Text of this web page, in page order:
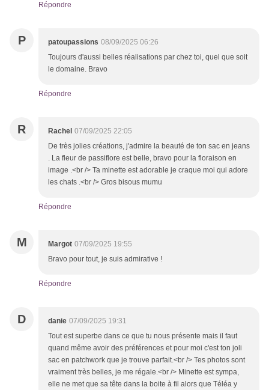
Répondre
P patoupassions 08/09/2025 06:26
Toujours d'aussi belles réalisations par chez toi, quel que soit
le domaine. Bravo
Répondre
R Rachel 07/09/2025 22:05
De très jolies créations, j'admire la beauté de ton sac en jeans
. La fleur de passiflore est belle, bravo pour la floraison en
image .<br /> Ta minette est adorable je craque moi qui adore
les chats .<br /> Gros bisous mumu
Répondre
M Margot 07/09/2025 19:55
Bravo pour tout, je suis admirative !
Répondre
D danie 07/09/2025 19:31
Tout est superbe dans ce que tu nous présente mais il faut
quand même avoir des préférences et pour moi c'est ton joli
sac en patchwork que je trouve parfait.<br /> Tes photos sont
vraiment très belles, je me régale.<br /> Minette est sympa,
elle ne met que sa tête dans la boite à fil alors que Téléa y